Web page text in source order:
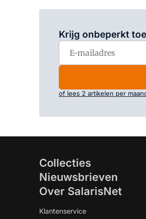
Krijg onbeperkt
of lees 2 artikelen per
Collecties
Nieuwsbrieven
Over SalarisNet
Klantenservice